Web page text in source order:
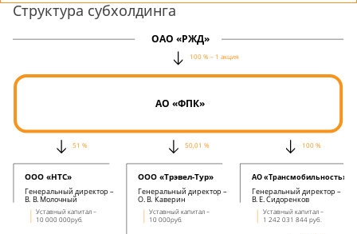
Структура субхолдинга
ОАО «РЖД»
АО «ФПК»
100 % – 1 акция
50,01 %
51 % 100 %
ООО «НТС»
Генеральный директор –
В. В.Молочный
Уставный капитал –
10 000 000руб.
ООО «Трэвел-Тур»
Генеральный директор –
О.В. Каверин
Уставный капитал –
10 000руб.
АО «Трансмобильность»
Генеральный директор –
В.Е.Сидоренков
Уставный капитал –
1 242 031 844 руб.